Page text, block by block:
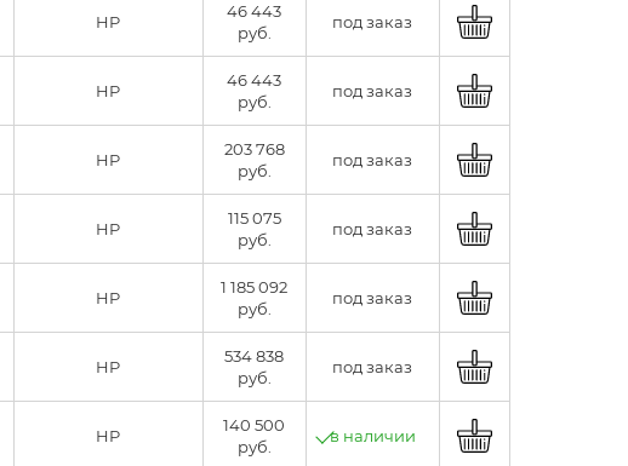
HP
46 443
руб.
под заказ
HP
46 443
руб.
под заказ
HP
203 768
руб.
под заказ
HP
115 075
руб.
под заказ
HP
1 185 092
руб.
под заказ
HP
534 838
руб.
под заказ
HP
140 500
руб.
в наличии